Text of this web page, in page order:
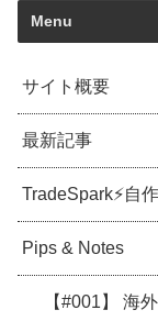
Menu
サイト概要
最新記事
TradeSpark⚡️自
Pips & Notes
【#001】 海